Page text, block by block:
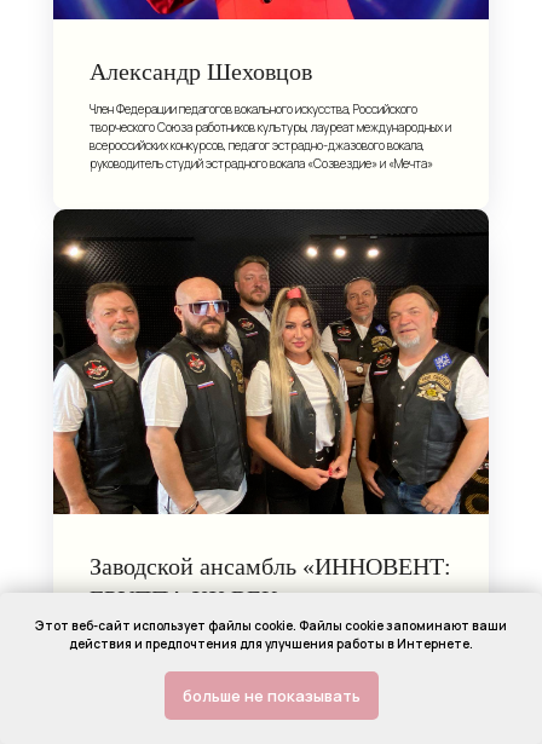
Александр Шеховцов
Член Федерации педагогов вокального искусства, Российского
творческого Союза работников культуры, лауреат международных и
всероссийских конкурсов, педагог эстрадно-джазового вокала,
руководитель студий эстрадного вокала «Созвездие» и «Мечта»
Заводской ансамбль «ИННОВЕНТ:
ГРУППА ХХ ВЕК»
В 2011 году на «Заводе вентиляционного оборудования «ИННОВЕНТ»
по инициативе и при непосредственном участии ген.директора
завода Дуенина С.А. был создан вокально-инструментальный
ансамбль, состоящий из сотрудников завода. В репертуаре
Этот веб-сайт использует файлы cookie. Файлы cookie запоминают ваши
действия и предпочтения для улучшения работы в Интернете.
больше не показывать